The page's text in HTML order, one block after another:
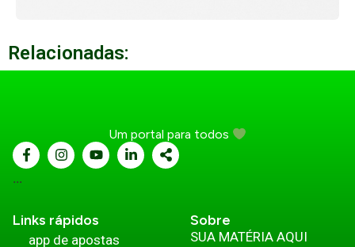
Relacionadas:
Um portal para todos
...
Links rápidos
app de apostas
Sobre
SUA MATÉRIA AQUI